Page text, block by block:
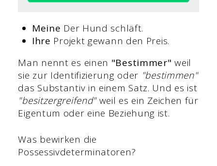
Meine Der Hund schläft.
Ihre Projekt gewann den Preis.
Man nennt es einen "Bestimmer"weil
sie zur Identifizierung oder "bestimmen"
das Substantiv in einem Satz. Und es ist
"besitzergreifend"weil es ein Zeichen für
Eigentum oder eine Beziehung ist.
Was bewirken die
Possessivdeterminatoren?